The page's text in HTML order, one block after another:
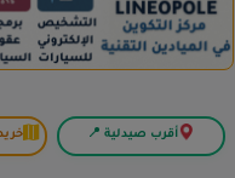
أقرب صيدلية 📍